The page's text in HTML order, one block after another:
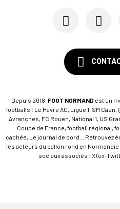
Depuis 2018, FOOT NORMAND est un
footballs : Le Havre AC, Ligue 1, SM
Avranches, FC Rouen, National 1, US
Coupe de France, football régional,
cachée, Le journal de bord... Retrouvez
les acteurs du ballon rond en
sociaux associés : X (ex-